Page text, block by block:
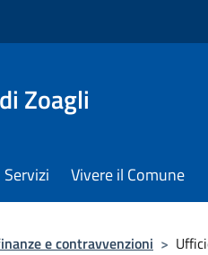
Zoagli
Servizi Vivere il Comune
e contravvenzioni >